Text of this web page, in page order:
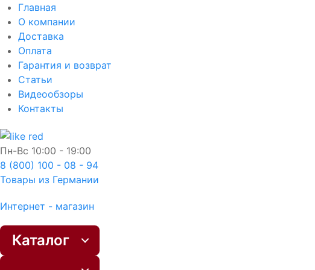
Главная
О компании
Доставка
Оплата
Гарантия и возврат
Статьи
Видеообзоры
Контакты
Пн-Вс 10:00 - 19:00
8 (800) 100 - 08 - 94
Товары из Германии
Интернет - магазин
Каталог